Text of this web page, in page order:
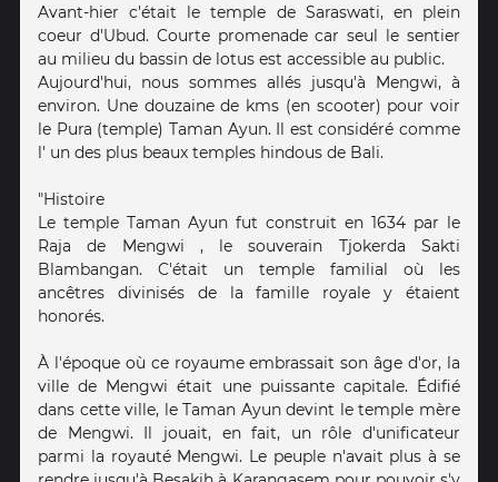
Avant-hier c'était le temple de Saraswati, en plein
coeur d'Ubud. Courte promenade car seul le sentier
au milieu du bassin de lotus est accessible au public.
Aujourd'hui, nous sommes allés jusqu'à Mengwi, à
environ. Une douzaine de kms (en scooter) pour voir
le Pura (temple) Taman Ayun. Il est considéré comme
l' un des plus beaux temples hindous de Bali.
"Histoire
Le temple Taman Ayun fut construit en 1634 par le
Raja de Mengwi , le souverain Tjokerda Sakti
Blambangan. C'était un temple familial où les
ancêtres divinisés de la famille royale y étaient
honorés.
À l'époque où ce royaume embrassait son âge d'or, la
ville de Mengwi était une puissante capitale. Édifié
dans cette ville, le Taman Ayun devint le temple mère
de Mengwi. Il jouait, en fait, un rôle d'unificateur
parmi la royauté Mengwi. Le peuple n'avait plus à se